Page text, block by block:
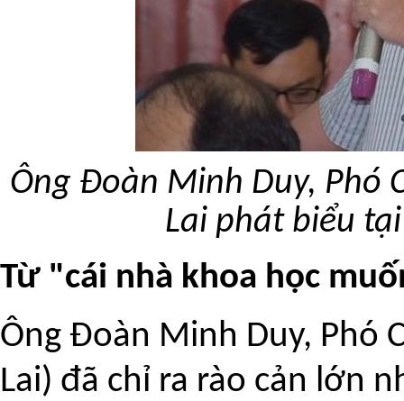
Ông Đoàn Minh Duy, Phó
Lai phát biểu
Từ "cái nhà khoa học
Ông Đoàn Minh Duy, Phó
Lai) đã chỉ ra rào cản lớn